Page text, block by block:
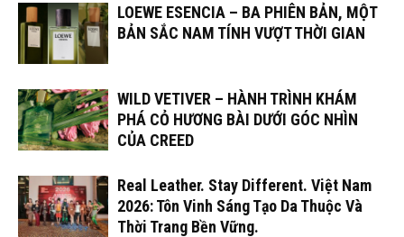
LOEWE ESENCIA – BA PHIÊN BẢN, MỘT
BẢN SẮC NAM TÍNH VƯỢT THỜI GIAN
WILD VETIVER – HÀNH TRÌNH KHÁM
PHÁ CỎ HƯƠNG BÀI DƯỚI GÓC NHÌN
CỦA CREED
Real Leather. Stay Different. Việt Nam
2026: Tôn Vinh Sáng Tạo Da Thuộc Và
Thời Trang Bền Vững.